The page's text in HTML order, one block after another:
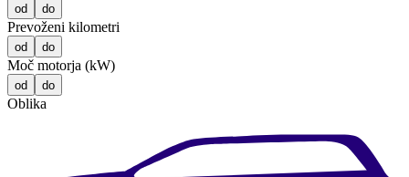
od do
Prevoženi kilometri
od do
Moč motorja (kW)
od do
Oblika